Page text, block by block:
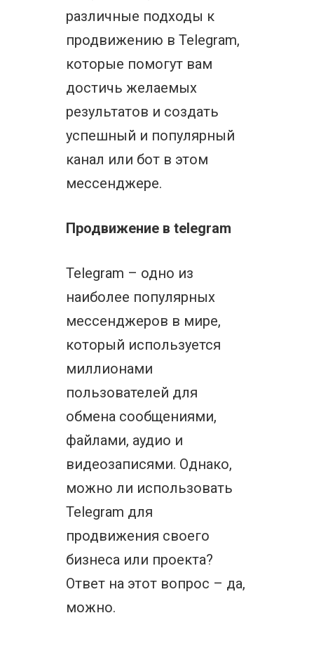
различные подходы к
продвижению в Telegram,
которые помогут вам
достичь желаемых
результатов и создать
успешный и популярный
канал или бот в этом
мессенджере.
Продвижение в telegram
Telegram – одно из
наиболее популярных
мессенджеров в мире,
который используется
миллионами
пользователей для
обмена сообщениями,
файлами, аудио и
видеозаписями. Однако,
можно ли использовать
Telegram для
продвижения своего
бизнеса или проекта?
Ответ на этот вопрос – да,
можно.